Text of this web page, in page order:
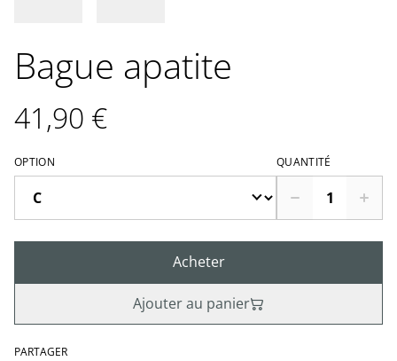
Bague apatite
41,90 €
OPTION QUANTITÉ
Acheter
Ajouter au panier
PARTAGER